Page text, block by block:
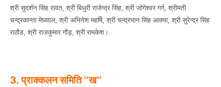
श्री सुदर्शन सिंह रावत, श्री बिधुरी राजेन्‍द्र सिंह, श्री जोगेश्‍वर गर्ग, श्रीमती
चन्‍द्रकान्‍ता मेघवाल, श्री अभिनेश महर्षि, श्री चन्‍द्रभान सिंह आक्‍या, श्री सुरेन्‍द्र सिंह
राठौड, श्री राजकुमार गौड़, श्री रामकेश।
3. प्राक्‍कलन समिति ‘‘ख’’